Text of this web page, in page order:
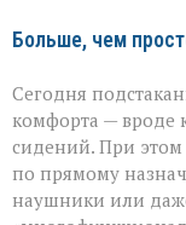
Больше, чем
Сегодня
комфорта — вроде
сидений. При этом
по прямому
наушники или